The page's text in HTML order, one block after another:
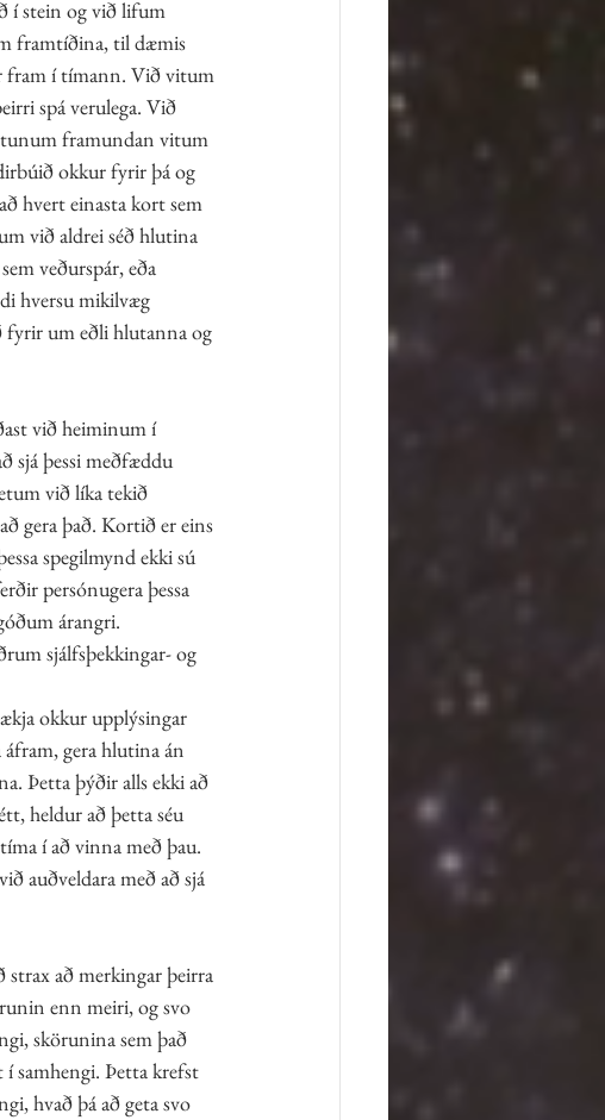
í stein og við lifum
framtíðina, til dæmis
fram í tímann. Við vitum
spá verulega. Við
framundan vitum
okkur fyrir þá og
hvert einasta kort sem
við aldrei séð hlutina
veðurspár, eða
hversu mikilvæg
fyrir um eðli hlutanna og
við heiminum í
sjá þessi meðfæddu
við líka tekið
gera það. Kortið er eins
spegilmynd ekki sú
persónugera þessa
árangri.
sjálfsþekkingar- og
okkur upplýsingar
gera hlutina án
Þetta þýðir alls ekki að
heldur að þetta séu
í að vinna með þau.
auðveldara með að sjá
að merkingar þeirra
enn meiri, og svo
skörunina sem það
samhengi. Þetta krefst
hvað þá að geta svo